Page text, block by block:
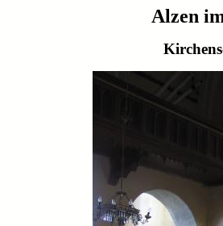
Alzen